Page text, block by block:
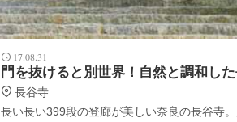
17.08.31
門を抜けると別世界！自然と調和し
長谷寺
長い長い399段の登廊が美しい奈良の長谷寺